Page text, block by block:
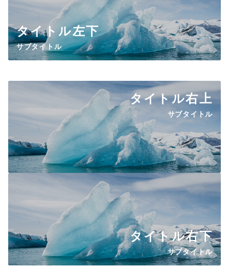
タイトル左下
サブタイトル
タイトル右上
サブタイトル
タイトル右下
サブタイトル